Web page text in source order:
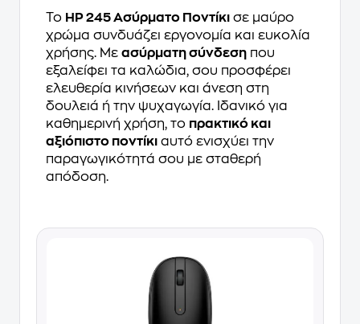
Το HP 245 Ασύρματο Ποντίκι σε μαύρο
χρώμα συνδυάζει εργονομία και ευκολία
χρήσης. Με ασύρματη σύνδεση που
εξαλείφει τα καλώδια, σου προσφέρει
ελευθερία κινήσεων και άνεση στη
δουλειά ή την ψυχαγωγία. Ιδανικό για
καθημερινή χρήση, το πρακτικό και
αξιόπιστο ποντίκι αυτό ενισχύει την
παραγωγικότητά σου με σταθερή
απόδοση.